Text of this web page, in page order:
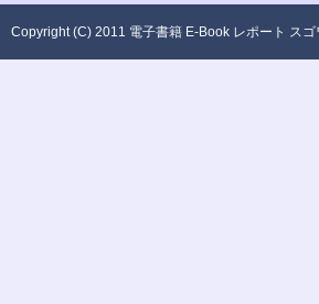
Copyright (C) 2011 電子書籍 E-Book レポート ス